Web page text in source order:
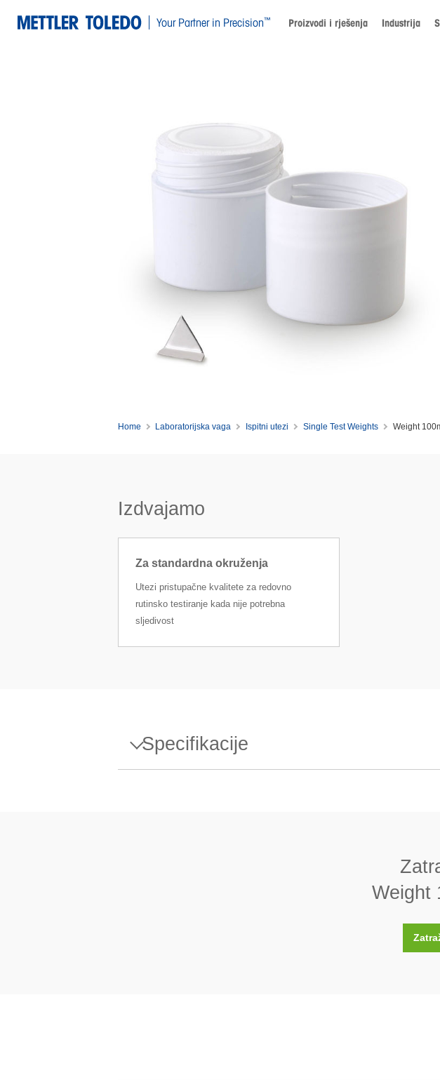
Your Partner in Precision™ Proizvodi i rješenja Industrija
Home Laboratorijska vaga Ispitni utezi Single Test Weights Weight
Izdvajamo
Za standardna okruženja
Utezi pristupačne kvalitete za redovno
rutinsko testiranje kada nije potrebna
sljedivost
Specifikacije
Weight